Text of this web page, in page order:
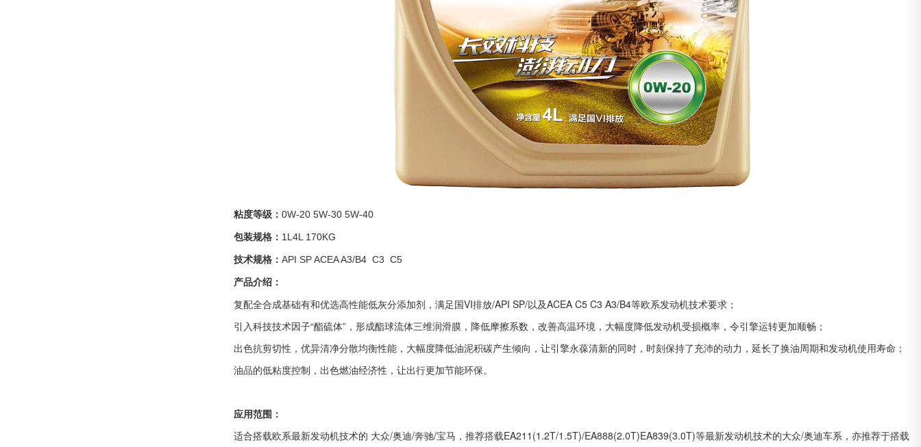
粘度等级： 0W-20 5W-30 5W-40
包装规格： 1L4L 170KG
技术规格： API SP ACEA A3/B4 C3 C5
产品介绍：
复配全合成基础有和优选高性能低灰分添加剂，满足国VI排放/API SP/以及ACEA C5 C3 A3/B4等欧系发动机技术要求；
引入科技技术因子“酯硫体”，形成酯球流体三维润滑膜，降低摩擦系数，改善高温环境，大幅度降低发动机受损概率，令引擎运转更加顺畅；
出色抗剪切性，优异清净分散均衡性能，大幅度降低油泥积碳产生倾向，让引擎永葆清新的同时，时刻保持了充沛的动力，延长了换油周期和发动机使用寿命；
油品的低粘度控制，出色燃油经济性，让出行更加节能环保。
应用范围：
适合搭载欧系最新发动机技术的 大众/奥迪/奔驰/宝马，推荐搭载EA211(1.2T/1.5T)/EA888(2.0T)EA839(3.0T)等最新发动机技术的大众/奥迪车系，亦推荐于搭载